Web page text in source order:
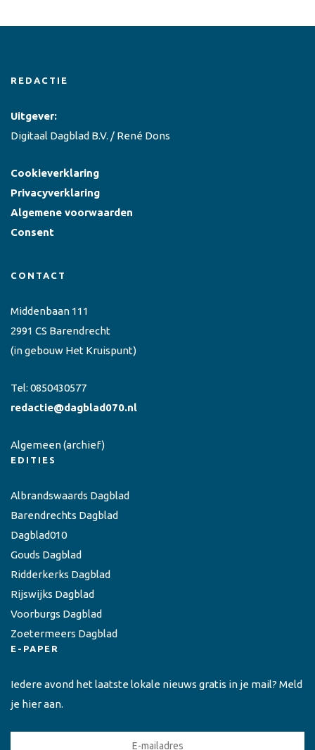
REDACTIE
Uitgever:
Digitaal Dagblad B.V. / René Dons
Cookieverklaring
Privacyverklaring
Algemene voorwaarden
Consent
CONTACT
Middenbaan 111
2991 CS Barendrecht
(in gebouw Het Kruispunt)
Tel: 0850430577
redactie@dagblad070.nl
Algemeen(archief)
EDITIES
Albrandswaards Dagblad
Barendrechts Dagblad
Dagblad010
Gouds Dagblad
Ridderkerks Dagblad
Rijswijks Dagblad
Voorburgs Dagblad
Zoetermeers Dagblad
E-PAPER
Iedere avond het laatste lokale nieuws gratis in je mail? Meld
je hier aan.